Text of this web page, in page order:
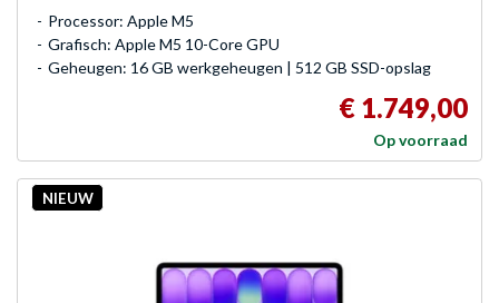
Processor: Apple M5
Grafisch: Apple M5 10-Core GPU
Geheugen: 16 GB werkgeheugen | 512 GB SSD-opslag
€ 1.749,00
Op voorraad
NIEUW